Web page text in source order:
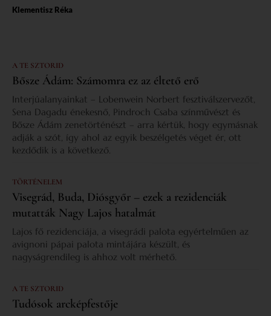
Klementisz Réka
A TE SZTORID
Bősze Ádám: Számomra ez az éltető erő
Interjúalanyainkat – Lobenwein Norbert fesztiválszervezőt,
Sena Dagadu énekesnő, Pindroch Csaba színművészt és
Bősze Ádám zenetörténészt – arra kértük, hogy egymásnak
adják a szót, így ahol az egyik beszélgetés véget ér, ott
kezdődik is a következő.
TÖRTÉNELEM
Visegrád, Buda, Diósgyőr – ezek a rezidenciák
mutatták Nagy Lajos hatalmát
Lajos fő rezidenciája, a visegrádi palota egyértelműen az
avignoni pápai palota mintájára készült, és
nagyságrendileg is ahhoz volt mérhető.
A TE SZTORID
Tudósok arcképfestője